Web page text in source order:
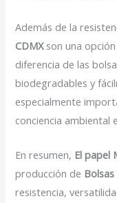
Además de la
CDMXson una
diferencia de las
biodegradables y
especialmente
conciencia ambiental
En resumen, El papel
producción de
resistencia,